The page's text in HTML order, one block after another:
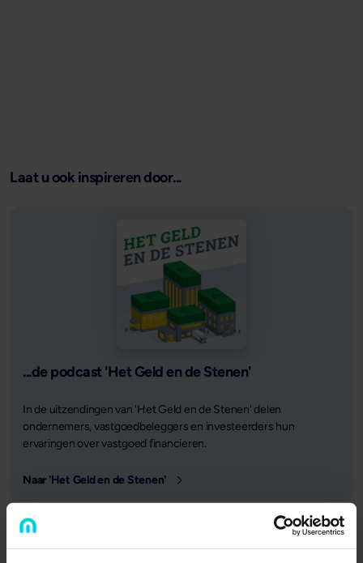
Laat u ook inspireren door...
...de podcast 'Het Geld en de Stenen'
In de uitzendingen van 'Het Geld en de Stenen' delen
ondernemers, vastgoedbeleggers en investeerders hun
ervaringen over vastgoed financieren.
Naar 'Het Geld en de Stenen'
Gepubliceerd op31 maart 2026